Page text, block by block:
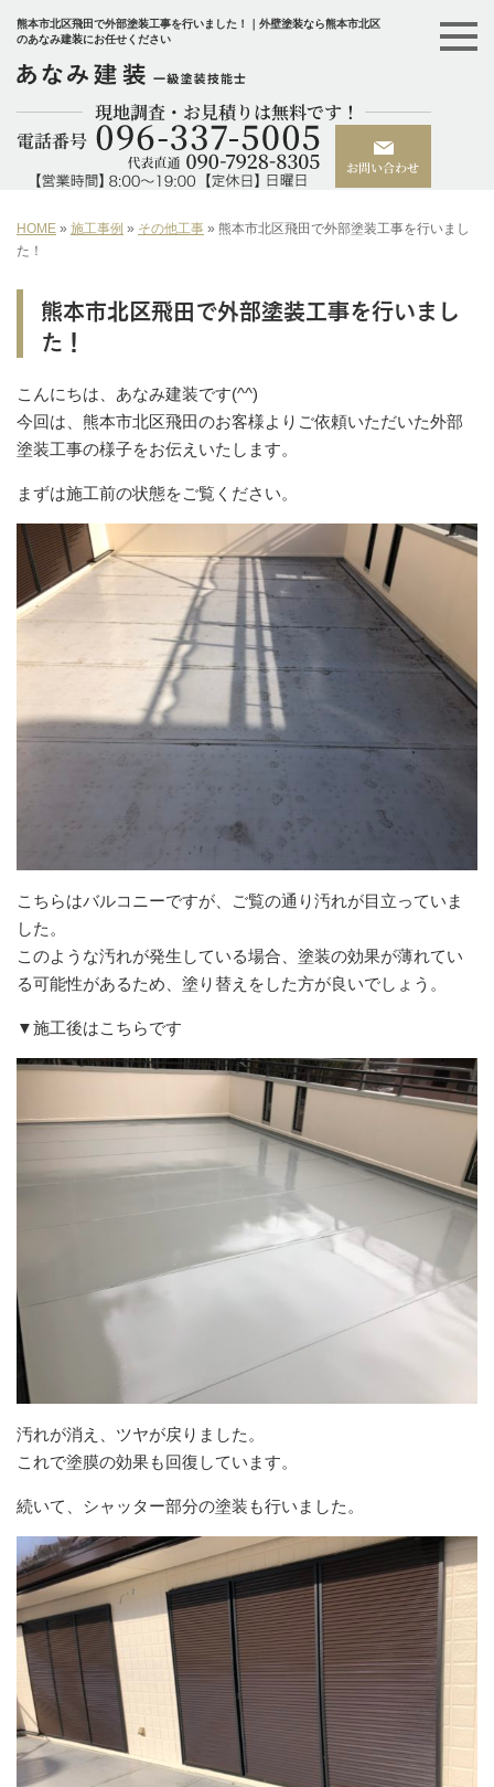
熊本市北区飛田で外部塗装工事を行いました！｜外壁塗装なら熊本市北区
のあなみ建装にお任せください
HOME » 施工事例 » その他工事 » 熊本市北区飛田で外部塗装工事を行いまし
た！
熊本市北区飛田で外部塗装工事を行いまし
た！
こんにちは、あなみ建装です(^^)
今回は、熊本市北区飛田のお客様よりご依頼いただいた外部
塗装工事の様子をお伝えいたします。
まずは施工前の状態をご覧ください。
こちらはバルコニーですが、ご覧の通り汚れが目立っていま
した。
このような汚れが発生している場合、塗装の効果が薄れてい
る可能性があるため、塗り替えをした方が良いでしょう。
▼施工後はこちらです
汚れが消え、ツヤが戻りました。
これで塗膜の効果も回復しています。
続いて、シャッター部分の塗装も行いました。